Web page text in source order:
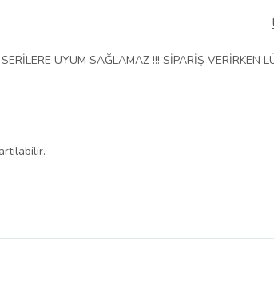
UYUM SAĞLAMAZ !!! SİPARİŞ VERİRKEN